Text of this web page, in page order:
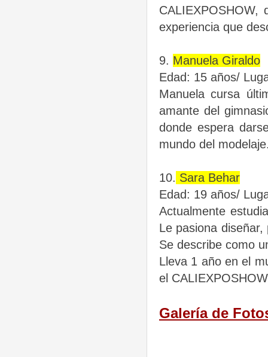
CALIEXPOSHOW,
experiencia que
9. Manuela Giraldo
Edad: 15 años/
Manuela cursa
amante del
donde espera
mundo del
10. Sara Behar
Edad: 19 años/
Actualmente
Le pasiona diseñar,
Se describe como
Lleva 1 año en el
el
Galería de